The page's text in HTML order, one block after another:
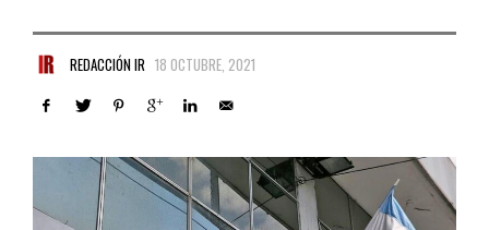
REDACCIÓN IR 18 OCTUBRE, 2021